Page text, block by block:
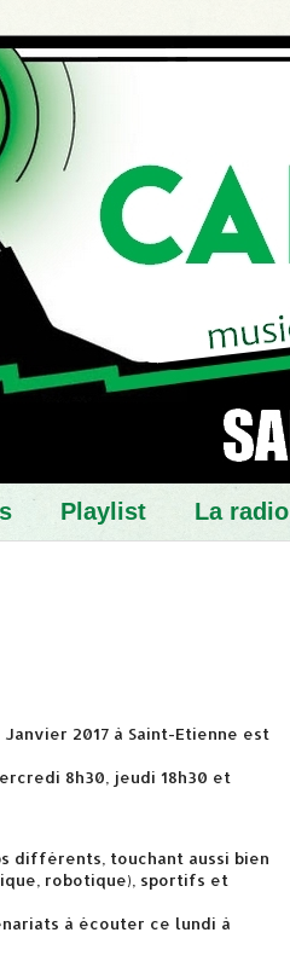
Playlist La radio
2017 à Saint-Etienne est
8h30, jeudi 18h30 et
différents, touchant aussi bien
robotique), sportifs et
à écouter ce lundi à